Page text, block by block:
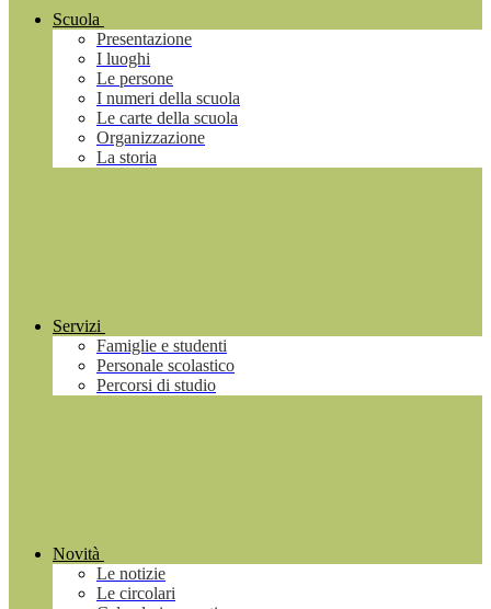
Scuola
Presentazione
I luoghi
Le persone
I numeri della scuola
Le carte della scuola
Organizzazione
La storia
Servizi
Famiglie e studenti
Personale scolastico
Percorsi di studio
Novità
Le notizie
Le circolari